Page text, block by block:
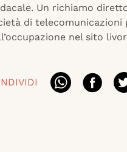
Un richiamo
di
nel sito